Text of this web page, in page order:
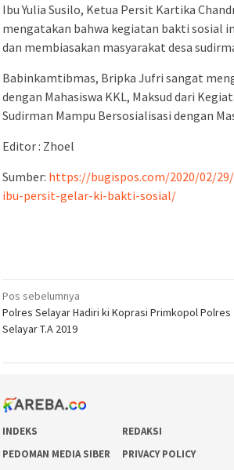
Ibu Yulia Susilo, Ketua Persit Kartika
mengatakan bahwa kegiatan bakti sosial
dan membiasakan masyarakat desa
Babinkamtibmas, Bripka Jufri sangat
dengan Mahasiswa KKL, Maksud dari
Sudirman Mampu Bersosialisasi dengan
Editor : Zhoel
Sumber: https://bugispos.com/2020/02/
ibu-persit-gelar-ki-bakti-sosial/
Navigasi
pos
Pos sebelumnya
Polres Selayar Hadiri ki Koprasi Primkopol Polres
Selayar T.A 2019
INDEKS REDAKSI
PEDOMAN MEDIA SIBER
PRIVACY POLICY